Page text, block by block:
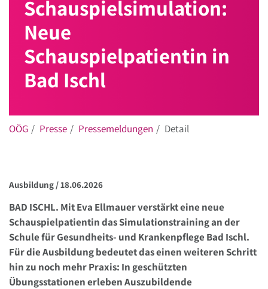
Schauspielsimulation:
Neue
Schauspielpatientin in
Bad Ischl
OÖG Presse Pressemeldungen Detail
Ausbildung /18.06.2026
BAD ISCHL. Mit Eva Ellmauer verstärkt eine neue
Schauspielpatientin das Simulationstraining an der
Schule für Gesundheits- und Krankenpflege Bad Ischl.
Für die Ausbildung bedeutet das einen weiteren Schritt
hin zu noch mehr Praxis: In geschützten
Übungsstationen erleben Auszubildende